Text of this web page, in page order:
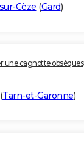
Cèze (Gard)
une cagnotte obsèques
(Tarn-et-Garonne)